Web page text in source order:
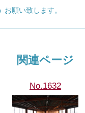
お願い致します。
関連ページ
No.1632